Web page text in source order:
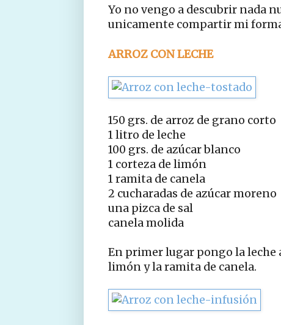
Yo no vengo a descubrir nada
unicamente compartir mi
ARROZ CON LECHE
150 grs. de arroz de grano corto
1 litro de leche
100 grs. de azúcar blanco
1 corteza de limón
1 ramita de canela
2 cucharadas de azúcar moreno
una pizca de sal
canela molida
En primer lugar pongo la leche
limón y la ramita de canela.